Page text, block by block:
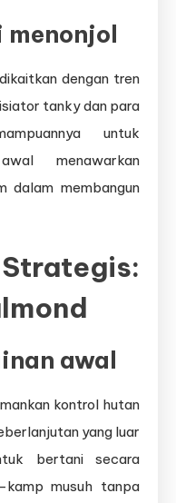
dengan tren
tanky dan para
untuk
menawarkan
dalam membangun
awal
kontrol hutan
yang luar
bertani secara
musuh tanpa